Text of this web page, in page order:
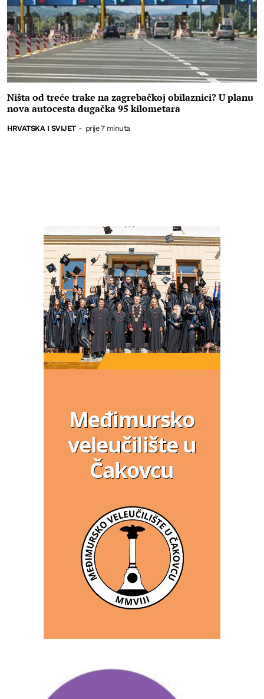
Ništa od treće trake na zagrebačkoj obilaznici? U planu
nova autocesta dugačka 95 kilometara
HRVATSKA I SVIJET - prije 7 minuta